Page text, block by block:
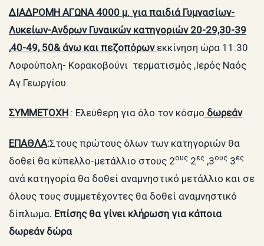
ΔΙΑΔΡΟΜΗ ΑΓΩΝΑ 4000 μ. για παιδιά Γυμνασίων-
Λυκείων-Ανδρων Γυναικών κατηγοριών 20-29,30-39
,40-49, 50& άνω και πεζοπόρων εκκίνηση ώρα 11:30
Λοφούπολη- Κορακοβούνι τερματισμός ,Ιερός Ναός
Αγ.Γεωργίου.
ΣΥΜΜΕΤΟΧΗ : Ελεύθερη για όλο τον κόσμο δωρεάν
ΕΠΑΘΛΑ:Στους πρώτους όλων των κατηγοριών θα
δοθεί θα κύπελλο-μετάλλιο στους 2ους 2ες ,3ους 3ες
ανά κατηγορία θα δοθεί αναμνηστικό μετάλλιο και σε
όλους τους συμμετέχοντες θα δοθεί αναμνηστικό
δίπλωμα. Επίσης θα γίνει κλήρωση για κάποια
δωρεάν δώρα